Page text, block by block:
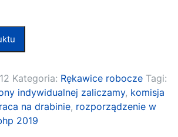
Kategoria: Rękawice robocze Tagi:
indywidualnej zaliczamy, komisja
na drabinie, rozporządzenie w
2019